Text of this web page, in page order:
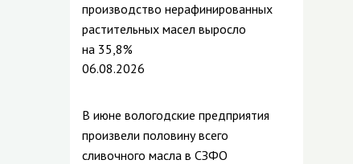
производство нерафинированных
растительных масел выросло
на 35,8%
06.08.2026
В июне вологодские предприятия
произвели половину всего
сливочного масла в СЗФО